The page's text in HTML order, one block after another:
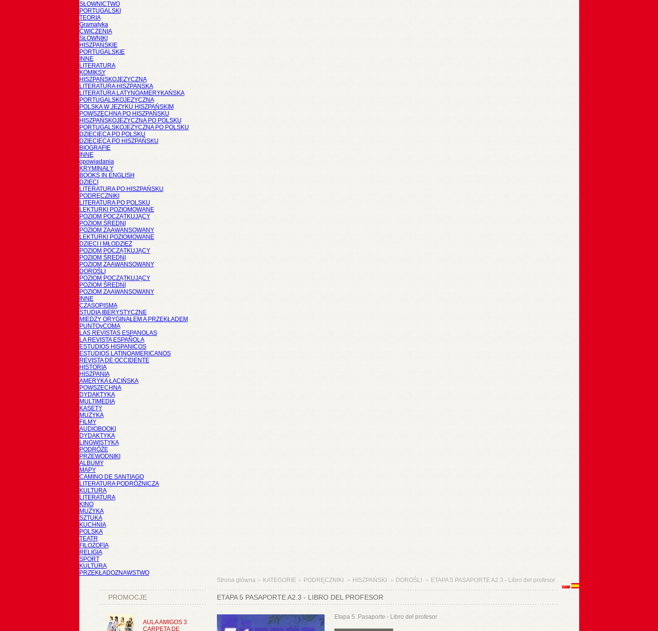
SŁOWNICTWO
PORTUGALSKI
TEORIA
Gramatyka
ĆWICZENIA
SŁOWNIKI
HISZPAŃSKIE
PORTUGALSKIE
INNE
LITERATURA
KOMIKSY
HISZPAŃSKOJĘZYCZNA
LITERATURA HISZPANSKA
LITERATURA LATYNOAMERYKAŃSKA
PORTUGALSKOJĘZYCZNA
POLSKA W JĘZYKU HISZPAŃSKIM
POWSZECHNA PO HISZPAŃSKU
HISZPAŃSKOJĘZYCZNA PO POLSKU
PORTUGALSKOJĘZYCZNA PO POLSKU
DZIECIĘCA PO POLSKU
DZIECIĘCA PO HISZPAŃSKU
BIOGRAFIE
INNE
opowiadania
KRYMINAŁY
BOOKS IN ENGLISH
DZIECI
LITERATURA PO HISZPAŃSKU
PODRĘCZNIKI
LITERATURA PO POLSKU
LEKTURKI POZIOMOWANE
POZIOM POCZĄTKUJĄCY
POZIOM ŚREDNI
POZIOM ZAAWANSOWANY
LEKTURKI POZIOMOWANE
DZIECI I MŁODZIEŻ
POZIOM POCZĄTKUJĄCY
POZIOM ŚREDNI
POZIOM ZAAWANSOWANY
DOROŚLI
POZIOM POCZĄTKUJĄCY
POZIOM ŚREDNI
POZIOM ZAAWANSOWANY
INNE
CZASOPISMA
STUDIA IBERYSTYCZNE
MIĘDZY ORYGINAŁEM A PRZEKŁADEM
PUNTOyCOMA
LAS REVISTAS ESPANOLAS
LA REVISTA ESPAÑOLA
ESTUDIOS HISPANICOS
ESTUDIOS LATINOAMERICANOS
REVISTA DE OCCIDENTE
HISTORIA
HISZPANIA
AMERYKA ŁACIŃSKA
POWSZECHNA
DYDAKTYKA
MULTIMEDIA
KASETY
MUZYKA
FILMY
AUDIOBOOKI
DYDAKTYKA
LINGWISTYKA
PODRÓŻE
PRZEWODNIKI
ALBUMY
MAPY
CAMINO DE SANTIAGO
LITERATURA PODRÓŻNICZA
KULTURA
LITERATURA
KINO
MUZYKA
SZTUKA
KUCHNIA
POLSKA
TEATR
FILOZOFIA
RELIGIA
SPORT
KULTURA
PRZEKŁADOZNAWSTWO
PROMOCJE
AULA AMIGOS 3
CARPETA DE
Strona główna > KATEGORIE > PODRĘCZNIKI > HISZPAŃSKI > DOROŚLI > ETAPA 5 PASAPORTE A2.3 - Libro del profesor
ETAPA 5 PASAPORTE A2.3 - LIBRO DEL PROFESOR
Etapa 5. Pasaporte - Libro del profesor